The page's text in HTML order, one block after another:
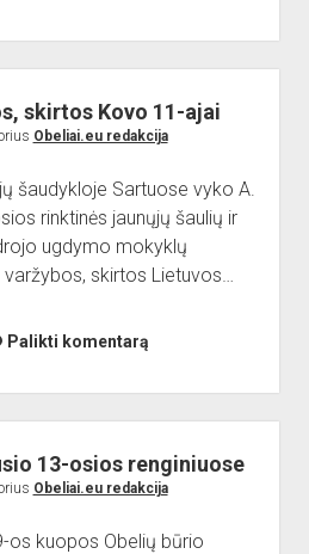
skirtos Kovo 11-ajai
Obeliai.eu redakcija
šaudykloje Sartuose vyko A.
rinktinės jaunųjų šaulių ir
ugdymo mokyklų
skirtos Lietuvos…
Palikti komentarą
13-osios renginiuose
Obeliai.eu redakcija
os kuopos Obelių būrio